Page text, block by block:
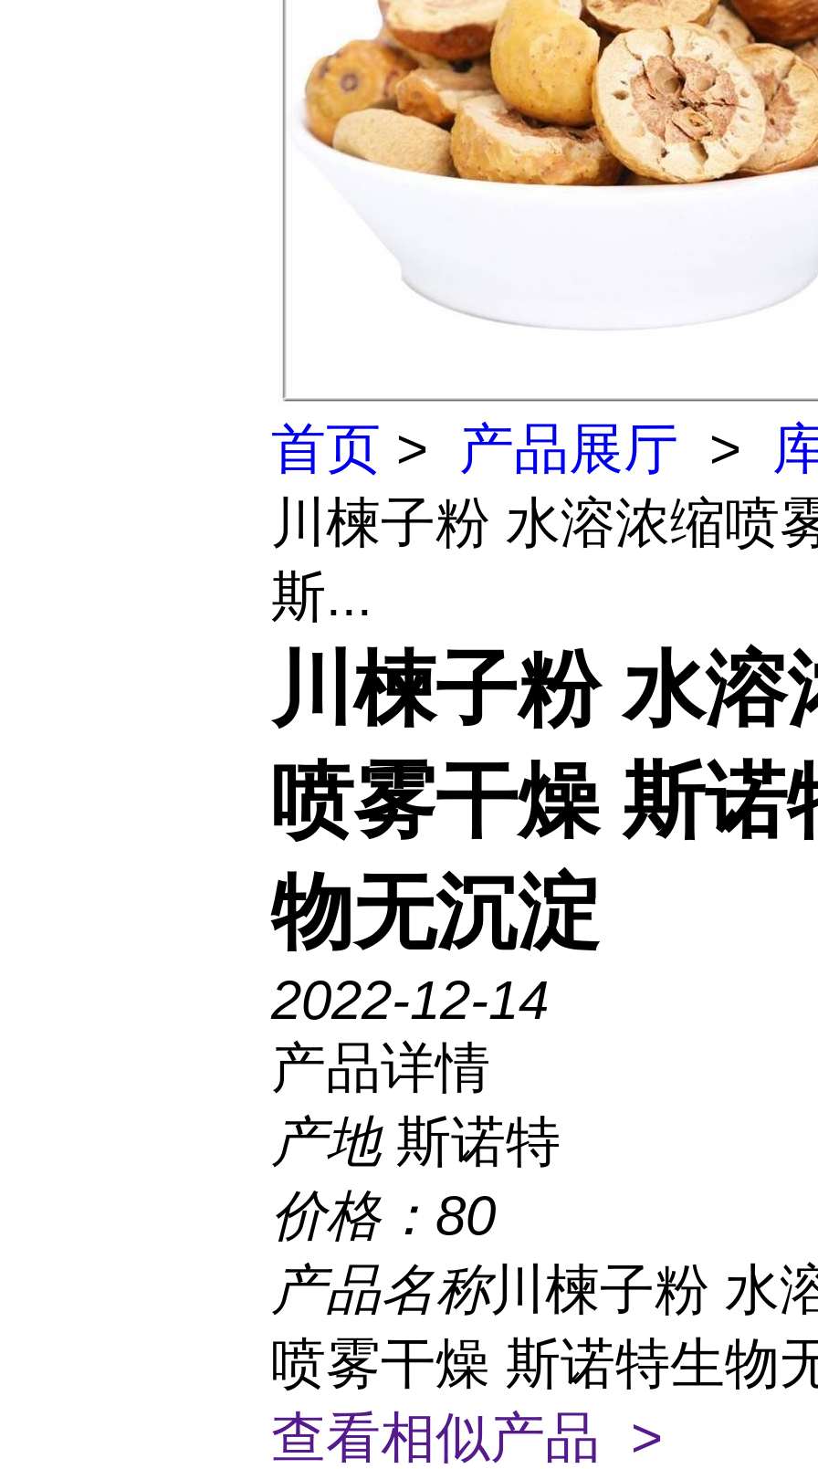
首页 > 产品展厅 >
川楝子粉 水溶浓缩喷
斯...
川楝子粉 水溶
喷雾干燥 斯诺
物无沉淀
2022-12-14
产品详情
产地 斯诺特
价格： 80
产品名称川楝子粉 水
喷雾干燥 斯诺特生物
查看相似产品 >